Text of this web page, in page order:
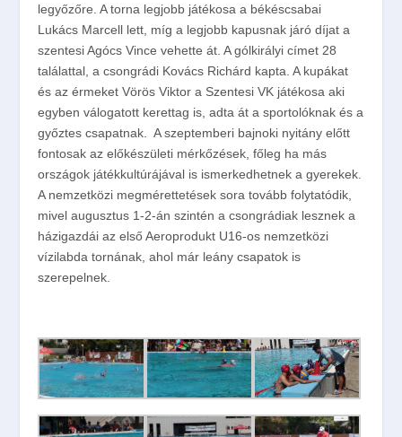
legyőzőre. A torna legjobb játékosa a békéscsabai
Lukács Marcell lett, míg a legjobb kapusnak járó díjat a
szentesi Agócs Vince vehette át. A gólkirályi címet 28
találattal, a csongrádi Kovács Richárd kapta. A kupákat
és az érmeket Vörös Viktor a Szentesi VK játékosa aki
egyben válogatott kerettag is, adta át a sportolóknak és a
győztes csapatnak.
A szeptemberi bajnoki nyitány előtt
fontosak az előkészületi mérkőzések, főleg ha más
országok játékkultúrájával is ismerkedhetnek a gyerekek.
A nemzetközi megmérettetések sora tovább folytatódik,
mivel augusztus 1-2-án szintén a csongrádiak lesznek a
házigazdái az első Aeroprodukt U16-os nemzetközi
vízilabda tornának, ahol már leány csapatok is
szerepelnek.